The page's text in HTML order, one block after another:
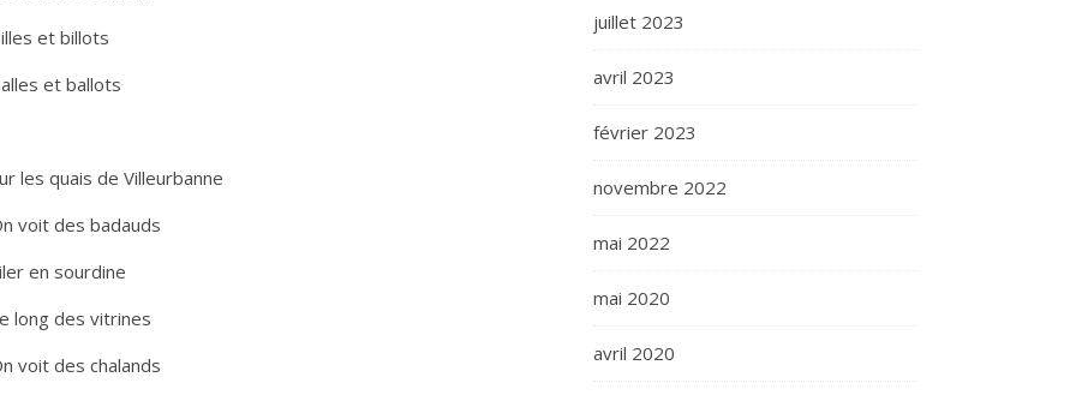
et billots
et ballots
les quais de Villeurbanne
voit des badauds
en sourdine
long des vitrines
voit des chalands
juillet 2023
avril 2023
février 2023
novembre 2022
mai 2022
mai 2020
avril 2020